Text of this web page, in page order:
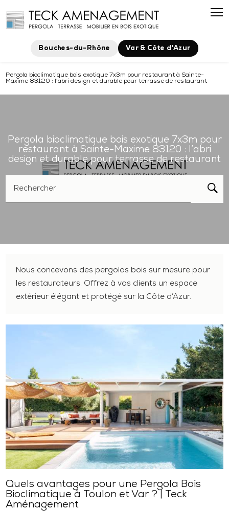
Bouches-du-Rhône Var & Côte d'Azur
Pergola bioclimatique bois exotique 7x3m pour restaurant à Sainte-
Maxime 83120 : l’abri design et durable pour terrasse de restaurant
Pergola bioclimatique bois exotique 7x3m pour
restaurant à Sainte-Maxime 83120 : l’abri
design et durable pour terrasse de restaurant
Rechercher
Nous concevons des pergolas bois sur mesure pour
les restaurateurs. Offrez à vos clients un espace
extérieur élégant et protégé sur la Côte d’Azur.
Quels avantages pour une Pergola Bois
Bioclimatique à Toulon et Var ? | Teck
Aménagement